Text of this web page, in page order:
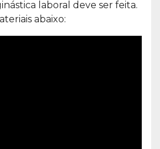
laboral deve ser feita.
abaixo: